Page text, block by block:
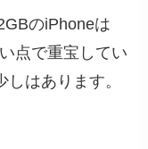
のiPhoneは
点で重宝してい
はあります。